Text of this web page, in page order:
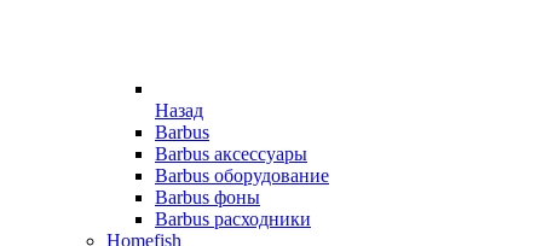
Назад
Barbus
Barbus аксессуары
Barbus оборудование
Barbus фоны
Barbus расходники
Homefish